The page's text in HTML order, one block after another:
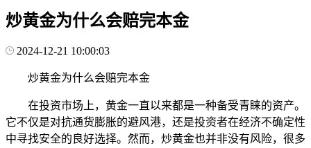
炒黄金为什么会赔完本金
2024-12-21 10:00:03
炒黄金为什么会赔完本金
在投资市场上，黄金一直以来都是一种备受青睐的资产。
它不仅是对抗通货膨胀的避风港，还是投资者在经济不确定性
中寻找安全的良好选择。然而，炒黄金也并非没有风险，很多